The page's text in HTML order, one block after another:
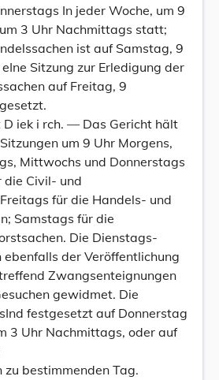
In jeder Woche, um 9
3 Uhr Nachmittags statt;
ist auf Samstag, 9
Sitzung zur Erledigung der
auf Freitag, 9
D iek i rch. — Das Gericht hält
um 9 Uhr Morgens,
Mittwochs und Donnerstags
die Civil- und
für die Handels- und
Samstags für die
Die Dienstags-
der Veröffentlichung
Zwangsenteignungen
gewidmet. Die
festgesetzt auf Donnerstag
3 Uhr Nachmittags, oder auf
zu bestimmenden Tag.